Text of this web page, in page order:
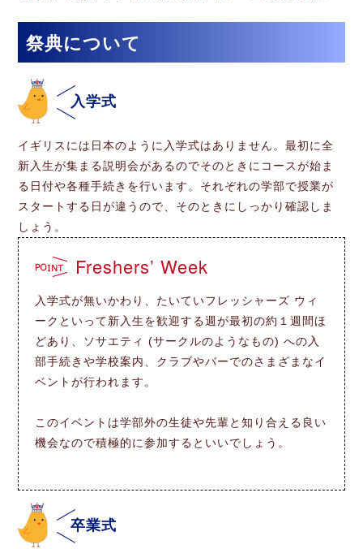
祭典について
入学式
イギリスには日本のように入学式はありません。最初に全
新入生が集まる説明会があるのでそのときにコースが始ま
る日付や各種手続きを行います。それぞれの学部で授業が
スタートする日が違うので、そのときにしっかり確認しま
しょう。
Freshers’ Week
入学式が無いかわり、たいていフレッシャーズ ウィ
ークといって新入生を歓迎する週が最初の約１週間ほ
どあり、ソサエティ (サークルのようなもの) への入
部手続きや学校案内、クラブやバーでのさまざまなイ
ベントが行われます。
このイベントは学部外の生徒や先輩と知り合える良い
機会なので積極的に参加するといいでしょう。
卒業式